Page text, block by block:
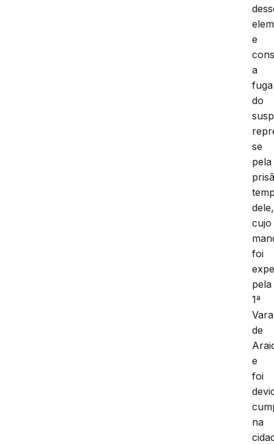
e
a
fuga
do
se
pela
dele,
cujo
foi
pela
1ª
Vara
de
e
foi
na